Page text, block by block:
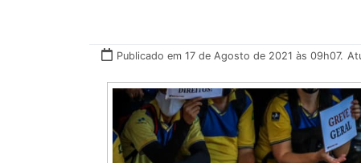
Publicado em 17 de Agosto de 2021 às 09h07.